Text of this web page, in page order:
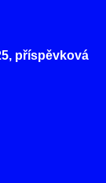
příspěvková